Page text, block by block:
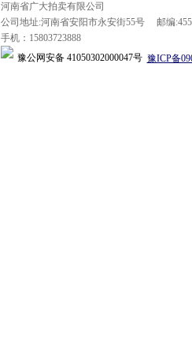
河南省广大拍卖有限公司
公司地址:河南省安阳市永安街55号 邮编
手机：15803723888
豫公网安备 41050302000047号 豫ICP备